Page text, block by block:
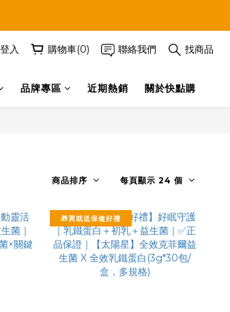
入 購物車(0) 聯絡我們 找商品
品牌專區 近期熱銷 關於快點購
商品排序 每頁顯示 24 個
🎁買就送保健好禮